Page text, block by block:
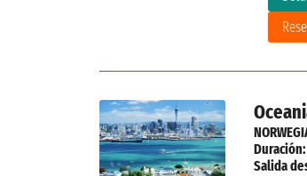
Duración:
Salida